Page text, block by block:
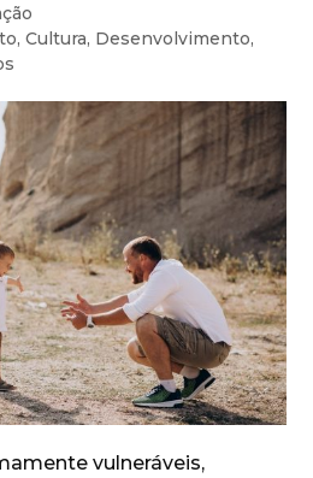
,Cultura, Desenvolvimento,
vulneráveis,